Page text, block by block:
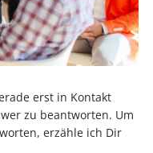
erst in Kontakt
zu beantworten. Um
erzähle ich Dir